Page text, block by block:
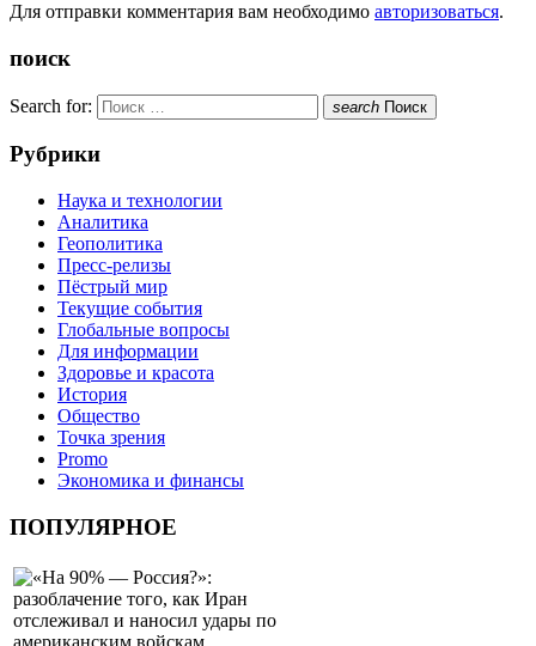
Для отправки комментария вам необходимо авторизоваться.
поиск
Search for: search Поиск
Рубрики
Наука и технологии
Аналитика
Геополитика
Пресс-релизы
Пёстрый мир
Текущие события
Глобальные вопросы
Для информации
Здоровье и красота
История
Общество
Точка зрения
Promo
Экономика и финансы
ПОПУЛЯРНОЕ